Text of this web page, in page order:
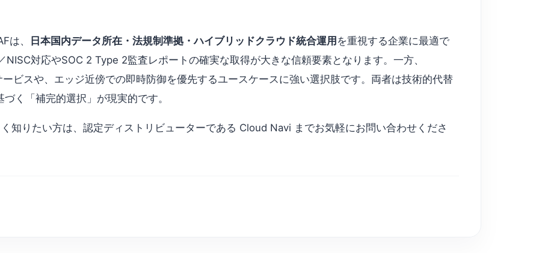
は、 日本国内データ所在・法規制準拠・ハイブリッドクラウド統合運用 を重視する企業に最適で
対応やSOC 2 Type 2監査レポートの確実な取得が大きな信頼要素となります。一方、
ビスや、エッジ近傍での即時防御を優先するユースケースに強い選択肢です。両者は技術的代替
く「補完的選択」が現実的です。
知りたい方は、認定ディストリビューターである Cloud Navi までお気軽にお問い合わせくださ